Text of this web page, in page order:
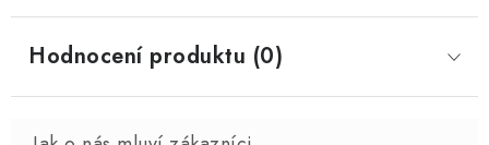
Hodnocení produktu (0)